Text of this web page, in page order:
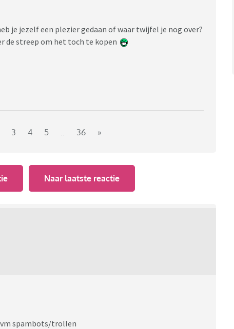
je jezelf een plezier gedaan of waar twijfel je nog over?
de streep om het toch te kopen
3 4 5 .. 36 »
Naar laatste reactie
spambots/trollen